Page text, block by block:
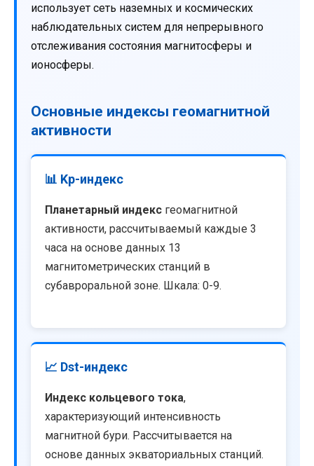
использует сеть наземных и космических
наблюдательных систем для непрерывного
отслеживания состояния магнитосферы и
ионосферы.
Основные индексы геомагнитной
активности
📊 Kp-индекс
Планетарный индекс геомагнитной
активности, рассчитываемый каждые 3
часа на основе данных 13
магнитометрических станций в
субавроральной зоне. Шкала: 0-9.
📈 Dst-индекс
Индекс кольцевого тока,
характеризующий интенсивность
магнитной бури. Рассчитывается на
основе данных экваториальных станций.